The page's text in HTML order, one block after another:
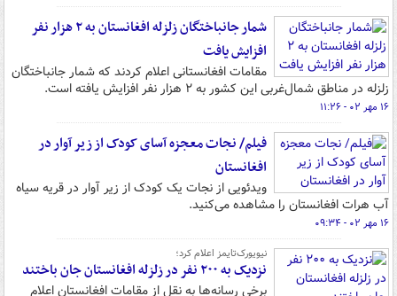
شمار جانباختگان زلزله افغانستان به ۲ هزار نفر
افزایش یافت
مقامات افغانستانی اعلام کردند که شمار جانباختگان
زلزله در مناطق شمال‌غربی این کشور به ۲ هزار نفر افزایش یافته است.
۱۶ مهر ۰۲ - ۱۱:۲۶
فیلم/ نجات معجزه آسای کودک از زیر آوار در
افغانستان
ویدئویی از نجات یک کودک از زیر آوار در قریه سیاه
آب هرات افغانستان را مشاهده می‌کنید.
۱۶ مهر ۰۲ - ۰۹:۳۴
نیویورک‌تایمز اعلام کرد؛
نزدیک به ۲۰۰ نفر در زلزله افغانستان جان باختند
برخی رسانه‌ها به نقل از مقامات افغانستان اعلام